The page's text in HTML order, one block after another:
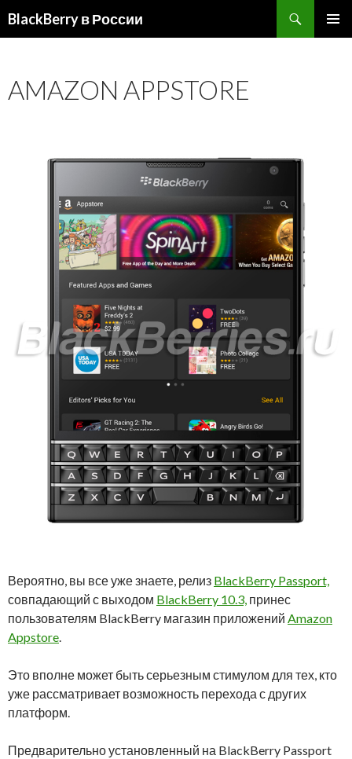
BlackBerry в России
AMAZON APPSTORE
Вероятно, вы все уже знаете, релиз BlackBerry Passport,
совпадающий с выходом BlackBerry 10.3, принес
пользователям BlackBerry магазин приложений Amazon
Appstore.
Это вполне может быть серьезным стимулом для тех, кто
уже рассматривает возможность перехода с других
платформ.
Предварительно установленный ​​на BlackBerry Passport